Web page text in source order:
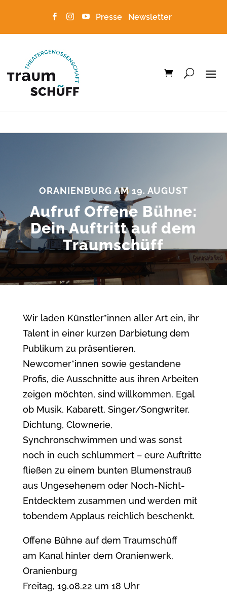
   Presse Newsletter
ORANIENBURG AM 19. AUGUST
Aufruf Offene Bühne:
Dein Auftritt auf dem
Traumschüff
Wir laden Künstler*innen aller Art ein, ihr
Talent in einer kurzen Darbietung dem
Publikum zu präsentieren.
Newcomer*innen sowie gestandene
Profis, die Ausschnitte aus ihren Arbeiten
zeigen möchten, sind willkommen. Egal
ob Musik, Kabarett, Singer/Songwriter,
Dichtung, Clownerie,
Synchronschwimmen und was sonst
noch in euch schlummert – eure Auftritte
fließen zu einem bunten Blumenstrauß
aus Ungesehenem oder Noch-Nicht-
Entdecktem zusammen und werden mit
tobendem Applaus reichlich beschenkt.
Offene Bühne auf dem Traumschüff
am Kanal hinter dem Oranienwerk,
Oranienburg
Freitag, 19.08.22 um 18 Uhr